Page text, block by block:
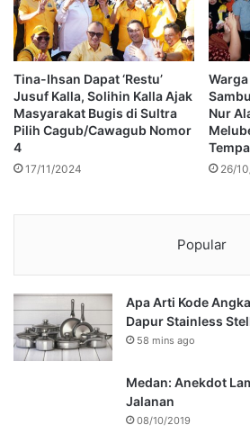
Tina-Ihsan Dapat ‘Restu’
Jusuf Kalla, Solihin Kalla Ajak
Masyarakat Bugis di Sultra
Pilih Cagub/Cawagub Nomor
4
17/11/2024
Nur
26/
Popular
Apa Arti Kode
Dapur Stainless
58 mins ago
Medan: Anekdot
Jalanan
08/10/2019